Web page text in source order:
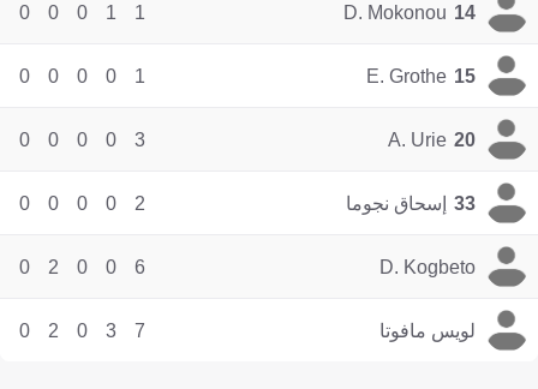
14
D. Mokonou
1
1
0
0
0
15
E. Grothe
1
0
0
0
0
20
A. Urie
3
0
0
0
0
33 إسحاق نجوما 2
0
0
0
0
D. Kogbeto
6
0
0
2
0
لويس مافوتا 7
3
0
2
0